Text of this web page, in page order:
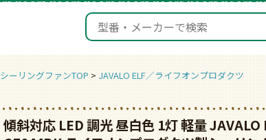
シーリングファンTOP JAVALO ELF／ライフオンプロダクツ
傾斜対応 LED 調光 昼白色 1灯 軽量